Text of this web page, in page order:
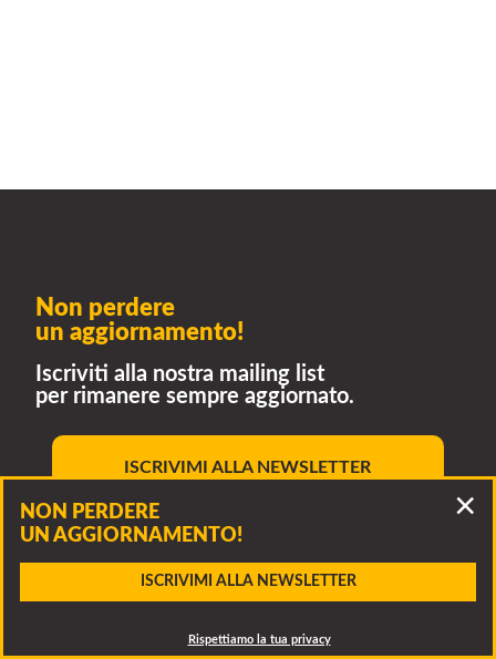
Accidenti, questo bando è scaduto!
Clicca per vedere altri bandi della stessa associazione o
Non perdere
un aggiornamento!
Iscriviti alla nostra mailing list
per rimanere sempre aggiornato.
ISCRIVIMI ALLA NEWSLETTER
Rispettiamo la tua privacy
NON PERDERE
UN AGGIORNAMENTO!
ISCRIVIMI ALLA NEWSLETTER
Rispettiamo la tua privacy